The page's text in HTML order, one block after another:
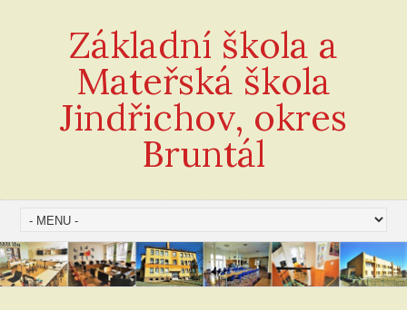
Základní škola a
Mateřská škola
Jindřichov, okres
Bruntál